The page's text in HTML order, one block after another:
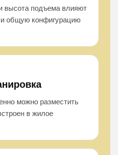
высота подъема влияют
и общую конфигурацию
можно разместить
в жилое